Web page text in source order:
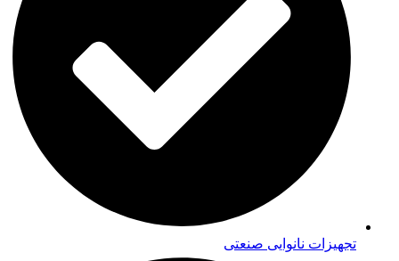
تجهیزات نانوایی صنعتی